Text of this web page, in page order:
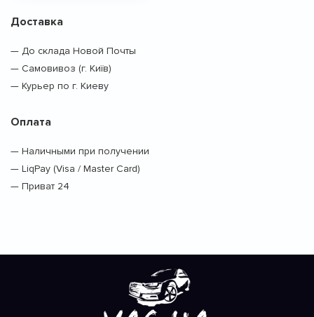
Доставка
— До склада Новой Почты
— Самовивоз (г. Київ)
— Курьер по г. Киеву
Оплата
— Наличными при получении
— LiqPay (Visa / Master Card)
— Приват 24